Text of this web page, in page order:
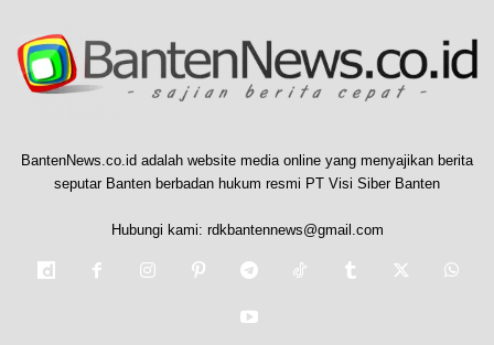
BantenNews.co.id adalah website media online yang menyajikan berita
seputar Banten berbadan hukum resmi PT Visi Siber Banten
Hubungi kami: rdkbantennews@gmail.com